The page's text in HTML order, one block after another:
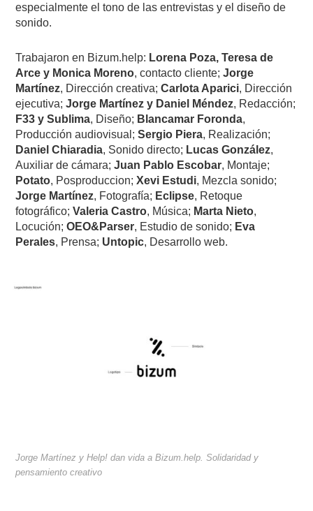
especialmente el tono de las entrevistas y el diseño de
sonido.
Trabajaron en Bizum.help: Lorena Poza, Teresa de
Arce y Monica Moreno, contacto cliente;Jorge
Martínez, Dirección creativa;Carlota Aparici, Dirección
ejecutiva;Jorge Martínez y Daniel Méndez, Redacción;
F33 y Sublima, Diseño; Blancamar Foronda,
Producción audiovisual;Sergio Piera, Realización;
Daniel Chiaradia, Sonido directo; Lucas González,
Auxiliar de cámara;Juan Pablo Escobar, Montaje;
Potato, Posproduccion;Xevi Estudi, Mezcla sonido;
Jorge Martínez, Fotografía; Eclipse, Retoque
fotográfico;Valeria Castro, Música; Marta Nieto,
Locución;OEO&Parser, Estudio de sonido; Eva
Perales, Prensa; Untopic, Desarrollo web.
Jorge Martínez y Help! dan vida a Bizum.help. Solidaridad y
pensamiento creativo